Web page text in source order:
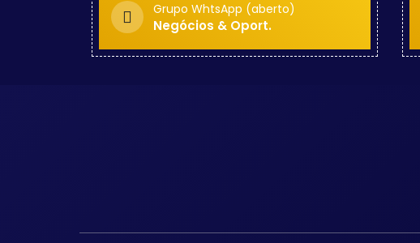
Grupo WhtsApp (aberto)
Negócios & Oport.